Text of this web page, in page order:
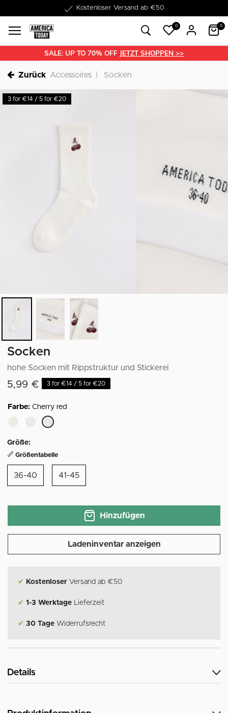
Kostenloser Versand ab €50
1-3 Werktage Lieferzeit
0 0
SALE: UP TO 70% OFF JETZT SHOPPEN >>
Zurück Accessoires Socken
3 for €14 / 5 for €20
Socken
hohe Socken mit Rippstruktur und Stickerei
5,99 € 3 for €14 / 5 for €20
Farbe: Cherry red
Größe:
Größentabelle
36-40 41-45
Hinzufügen
Ladeninventar anzeigen
✔ Kostenloser Versand ab €50
✔ 1-3 Werktage Lieferzeit
✔ 30 Tage Widerrufsrecht
Details